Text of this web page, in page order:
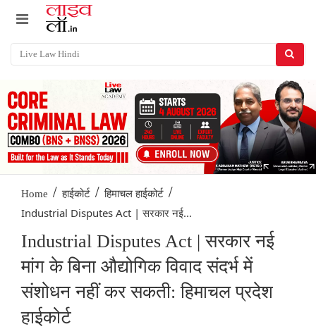
Home / हाईकोर्ट / हिमाचल हाईकोर्ट /
Industrial Disputes Act | सरकार नई...
Industrial Disputes Act | सरकार नई
मांग के बिना औद्योगिक विवाद संदर्भ में
संशोधन नहीं कर सकती: हिमाचल प्रदेश
हाईकोर्ट